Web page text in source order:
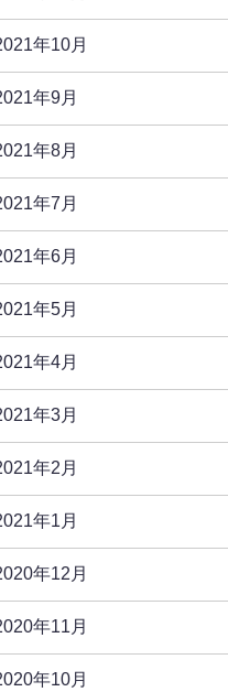
年10月
年9月
年8月
年7月
年6月
年5月
年4月
年3月
年2月
年1月
年12月
年11月
年10月